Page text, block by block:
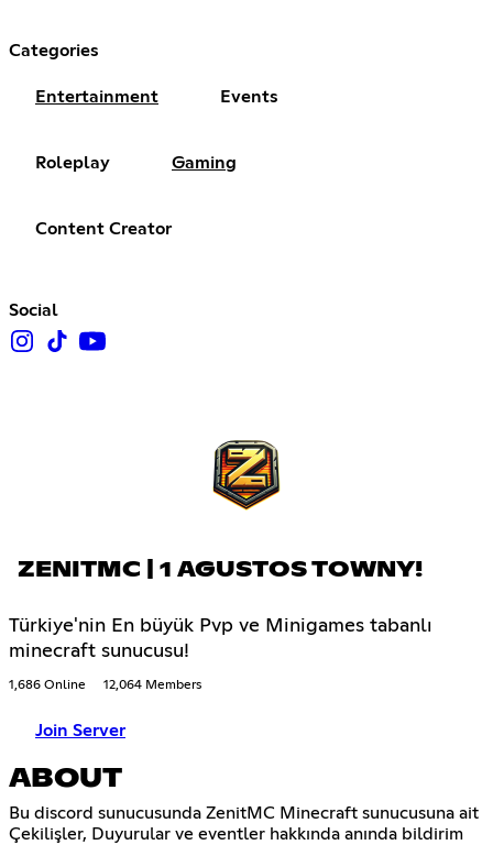
Categories
Entertainment Events
Roleplay Gaming
Content Creator
Social
ZENITMC | 1 AGUSTOS TOWNY!
Türkiye'nin En büyük Pvp ve Minigames tabanlı
minecraft sunucusu!
1,686 Online 12,064 Members
Join Server
ABOUT
Bu discord sunucusunda ZenitMC Minecraft sunucusuna ait
Çekilişler, Duyurular ve eventler hakkında anında bildirim